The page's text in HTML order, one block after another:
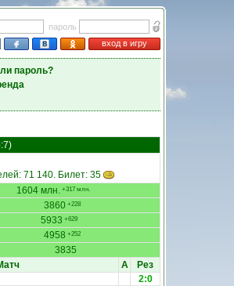
пароль
вход в игру
пароль?
71 140. Билет: 35
1604 млн. +317 млн.
3860 +228
5933 +629
4958 +252
3835
А Рез
2:0